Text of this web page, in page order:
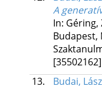
A
In: Géring,
Budapest,
[35502162]
13.
Budai,